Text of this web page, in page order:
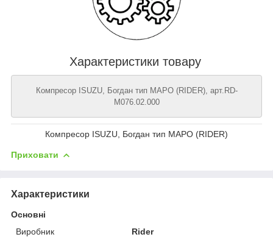
Характеристики товару
Компресор ISUZU, Богдан тип MAPO (RIDER), арт.RD-
M076.02.000
Компресор ISUZU, Богдан тип MAPO (RIDER)
Приховати
Характеристики
Основні
Виробник
Rider